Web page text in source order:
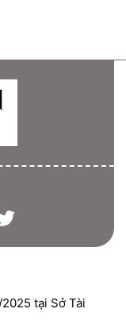
tại Sở Tài